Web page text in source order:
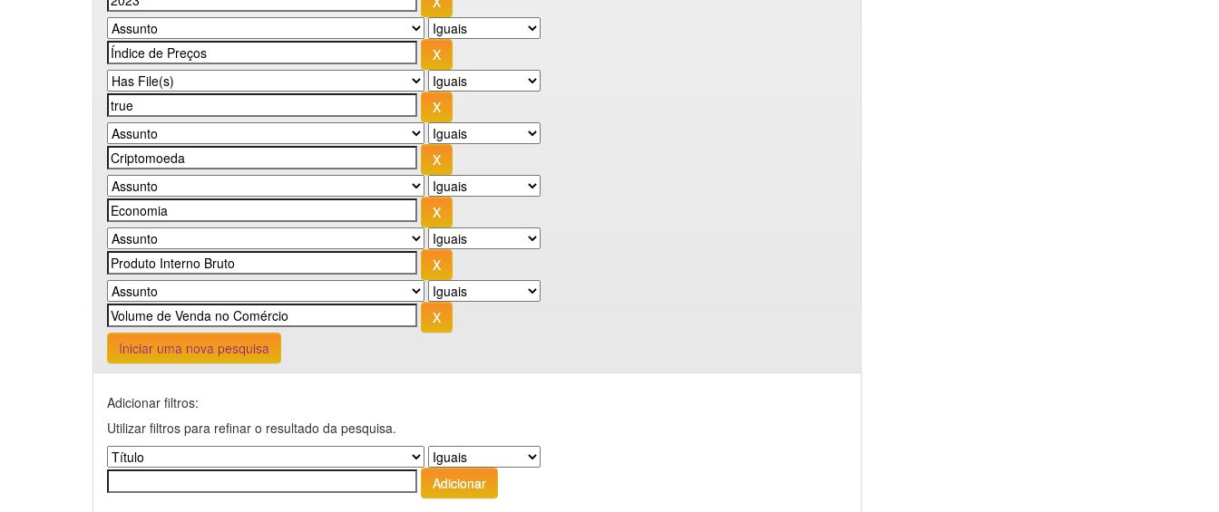
Iniciar uma nova pesquisa
Adicionar filtros:
Utilizar filtros para refinar o resultado da pesquisa.